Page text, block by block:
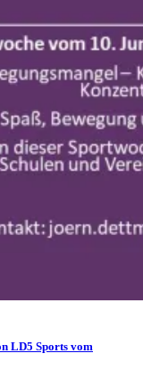
LD5 Sports vom